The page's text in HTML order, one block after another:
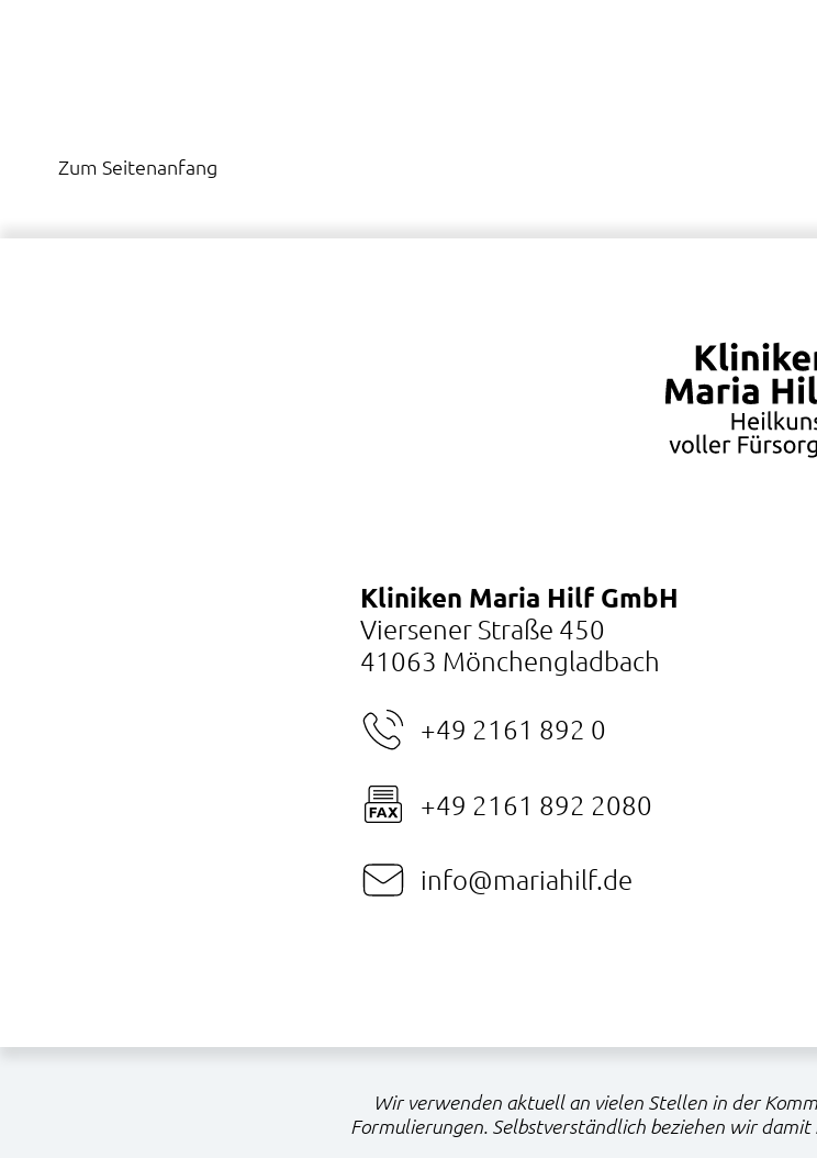
Zum Seitenanfang
Kliniken Maria Hilf GmbH
Viersener Straße 450
41063 Mönchengladbach
+49 2161 892 0
+49 2161 892 2080
info@mariahilf.de
Wir verwenden aktuell an vielen Stellen in der
Formulierungen. Selbstverständlich beziehen wir